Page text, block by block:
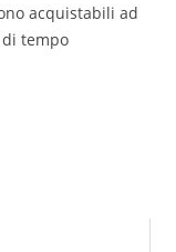
acquistabili ad
tempo